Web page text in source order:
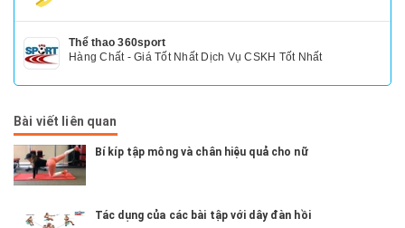
Thể thao 360sport
Hàng Chất - Giá Tốt Nhất Dịch Vụ CSKH Tốt Nhất
Bài viết liên quan
Bí kíp tập mông và chân hiệu quả cho nữ
Tác dụng của các bài tập với dây đàn hồi